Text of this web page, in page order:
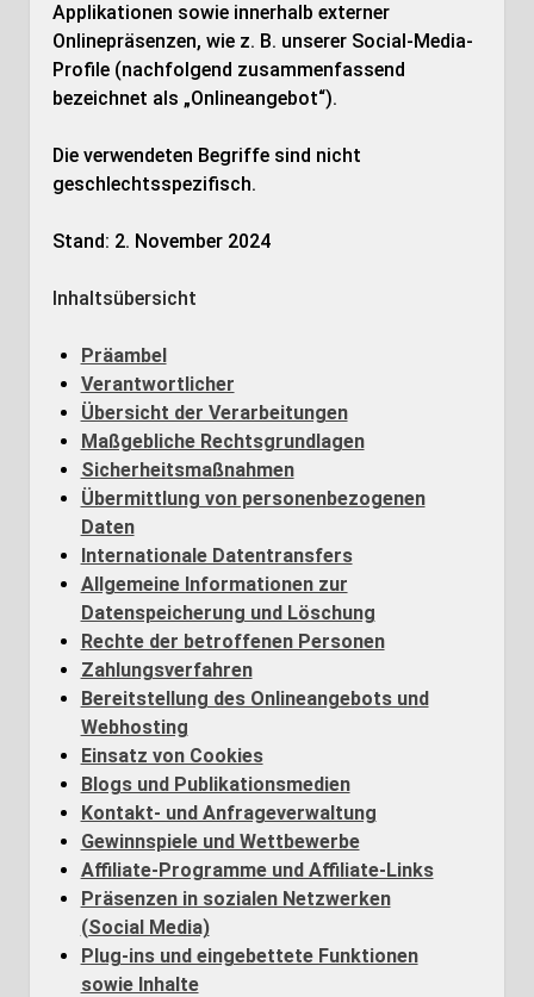
Applikationen sowie innerhalb externer
Onlinepräsenzen, wie z. B. unserer Social-Media-
Profile (nachfolgend zusammenfassend
bezeichnet als „Onlineangebot“).
Die verwendeten Begriffe sind nicht
geschlechtsspezifisch.
Stand: 2. November 2024
Inhaltsübersicht
Präambel
Verantwortlicher
Übersicht der Verarbeitungen
Maßgebliche Rechtsgrundlagen
Sicherheitsmaßnahmen
Übermittlung von personenbezogenen
Daten
Internationale Datentransfers
Allgemeine Informationen zur
Datenspeicherung und Löschung
Rechte der betroffenen Personen
Zahlungsverfahren
Bereitstellung des Onlineangebots und
Webhosting
Einsatz von Cookies
Blogs und Publikationsmedien
Kontakt- und Anfrageverwaltung
Gewinnspiele und Wettbewerbe
Affiliate-Programme und Affiliate-Links
Präsenzen in sozialen Netzwerken
(Social Media)
Plug-ins und eingebettete Funktionen
sowie Inhalte